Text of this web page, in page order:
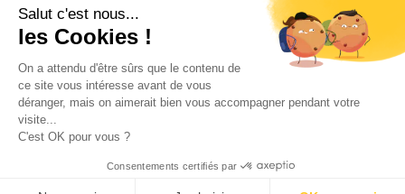
Mentions légales
Textimania
Salut c'est nous...
les Cookies !
On a attendu d'être sûrs que le contenu de
ce site vous intéresse avant de vous
déranger, mais on aimerait bien vous accompagner pendant votre
visite...
C'est OK pour vous ?
Consentements certifiés par